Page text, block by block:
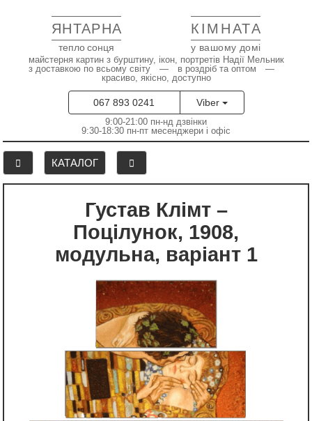
ЯНТАРНА КІМНАТА
тепло сонця у вашому домі
майстерня картин з бурштину, ікон, портретів Надії Мельник
з доставкою по всьому світу — в роздріб та оптом —
красиво, якісно, доступно
067 893 0241 Viber
9:00-21:00 пн-нд дзвінки
9:30-18:30 пн-пт месенджери і офіс
КАТАЛОГ
Густав Клімт –
Поцілунок, 1908,
модульна, варіант 1